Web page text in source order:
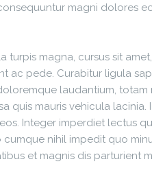
magni dolores
turpis magna, cursus sit
ac pede. Curabitur ligula
laudantium,
quis mauris vehicula
Integer imperdiet lectus
nihil impedit quo
et magnis dis parturient